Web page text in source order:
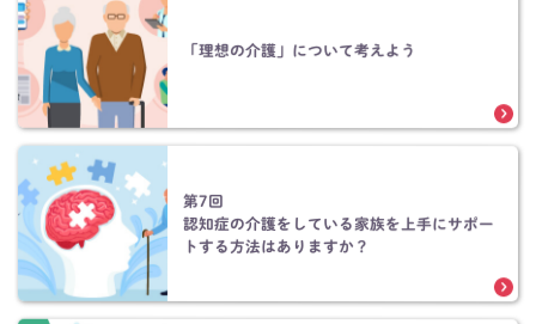
「理想の介護」について考えよう
第7回
認知症の介護をしている家族を上手にサポー
トする方法はありますか？